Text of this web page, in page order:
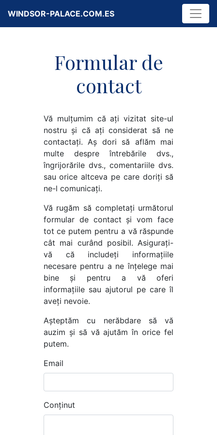
WINDSOR-PALACE.COM.ES
Formular de
contact
Vă mulțumim că ați vizitat site-ul
nostru și că ați considerat să ne
contactați. Aș dori să aflăm mai
multe despre întrebările dvs.,
îngrijorările dvs., comentariile dvs.
sau orice altceva pe care doriți să
ne-l comunicați.
Vă rugăm să completați următorul
formular de contact și vom face
tot ce putem pentru a vă răspunde
cât mai curând posibil. Asigurați-
vă că includeți informațiile
necesare pentru a ne înțelege mai
bine și pentru a vă oferi
informațiile sau ajutorul pe care îl
aveți nevoie.
Așteptăm cu nerăbdare să vă
auzim și să vă ajutăm în orice fel
putem.
Email
Conținut